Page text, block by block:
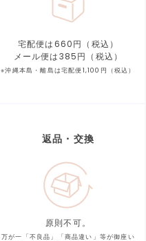
宅配便は660円（税込）
メール便は385円（税込）
※沖縄本島・離島は宅配便1,100円（税込）
返品・交換
原則不可。
万が一「不良品」「商品違い」等が御座い